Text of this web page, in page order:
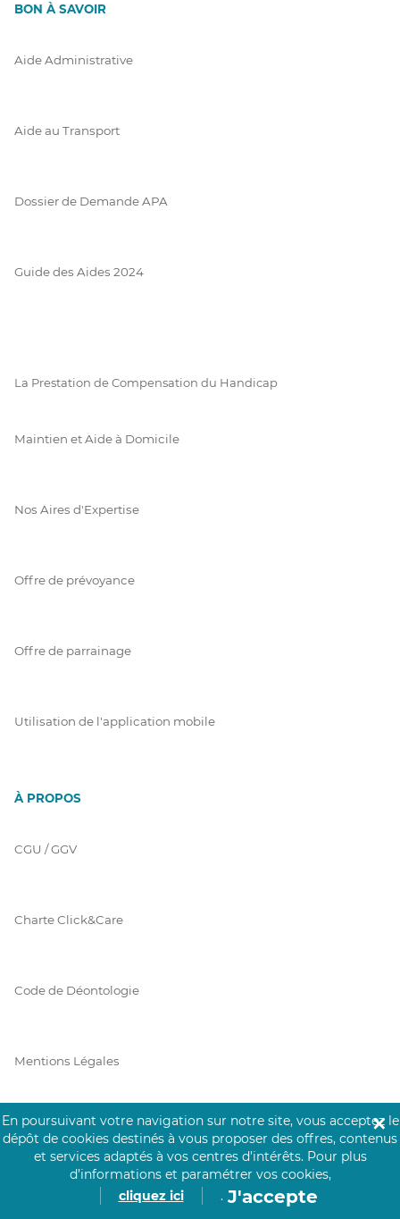
BON À SAVOIR
Aide Administrative
Aide au Transport
Dossier de Demande APA
Guide des Aides 2024
La Prestation de Compensation du Handicap
Maintien et Aide à Domicile
Nos Aires d'Expertise
Offre de prévoyance
Offre de parrainage
Utilisation de l'application mobile
À PROPOS
CGU / GGV
Charte Click&Care
Code de Déontologie
Mentions Légales
Prérequis Click&Care
Protection des Données
En poursuivant votre navigation sur notre site, vous acceptez le
dépôt de cookies destinés à vous proposer des offres, contenus
et services adaptés à vos centres d’intérêts. Pour plus
d’informations et paramétrer vos cookies,
cliquez ici
. J'accepte
✕